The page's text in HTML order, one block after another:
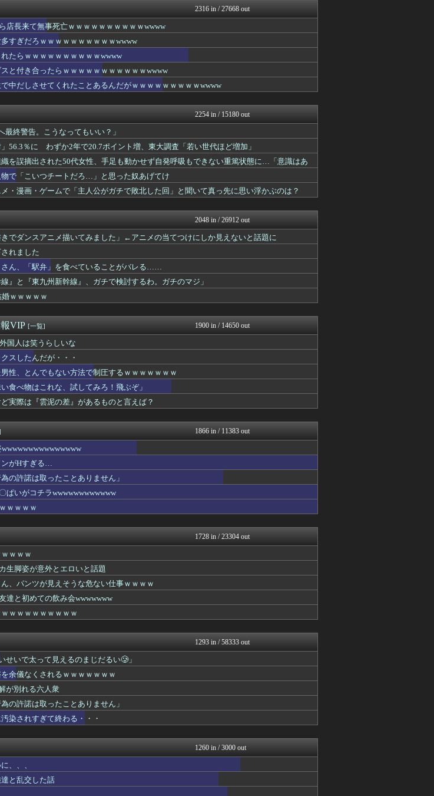
告。こうなってもいい？」
Zチャンネル＠VIP
ばっかりやし入門すれば無双できる...
いたしん！
まう・・・
男児続出の夏wwwww
人気らしい
ゴールデンタイムズ
気がつくwwwwwww
気がつくwwwwwww
VIPワイドガイド
V速ニュップ
幹線』、ガチで検討するわ。ガチのマ...
キニ速
せん。本だけで十分」→結果ｗｗｗ
VIPPER速報
･！！
女性B「分かる。イヤイヤ期で絶対コ...
不思議.net - 5ch...
ラビット速報
か知られていないよなｗ
筋肉速報
口過ぎて再生数がとんでもない事にな...
wwwwwww
いたしん！
ます」←不祥事起こしても引退せず仕事...
おうまがタイムズ
ｗｗｗｗｗｗwwww
バズッター速報
ちになる
BIPブログ
ではという疑惑が生まれるwwwwww...
ぶる速-VIP
ないｗｗｗｗｗ
ワイ「はえーかわいそう…会社滅茶苦...
まとめCUP
顔に誤射される ヘリで救助搬送
ｗｗwｗｗｗｗｗｗｗｗ❤
なんJミュージアム
すか？？
果被告へのDVで逮捕されていたと...
コノユビニュース｜みんなの...
ない方法で制圧するｗｗｗｗｗｗｗ
まにゅそく 2chまとめニ...
盛大にやらかすｗｗｗｗｗｗ
Zチャンネル＠VIP
ｗｗｗｗｗ
た50代女性、手足も動かせず自発呼吸...
キニ速
ネラーボイス
しまくっていた事が判明
で炎上・・・
思考ちゃんねる
V速ニュップ
万円を受け取り、競艇で3億円...
ゴールデンタイムズ
で圧巻の活躍を受けて米メディアが称...
がエ口過ぎるｗｗｗｗｗｗｗｗｗｗ...
院が外人の治療を断るようになってしま...
おうまがタイムズ
ｗｗｗｗ
BIPブログ
グでもしてみっか』と言われました」ｗ...
うけど・・・
らｗｗｗｗｗｗｗｗｗｗｗwwww
バズッター速報
女「ま、待ってワイくんッ！」→こうな...
まとめCUP
るｗｗｗｗｗｗｗｗｗｗｗｗ
なんJミュージアム
しまう
ぶる速-VIP
知事選に立候補表明
ｗｗｗｗｗｗｗｗｗｗ
民から新社会人の初ボーナスくらいしか...
働くモノニュース : 人生...
空気が漂い始める
Zチャンネル＠VIP
ｗｗｗｗｗｗｗ
患者は植物状態に...
キニ速
うポジのおじ、ガチでイラネ」 ラビット速報
2316 in / 27668 out
店長来て無事死亡ｗｗｗｗｗｗｗｗｗｗwwww
すぎだろｗｗｗｗｗｗｗｗｗｗwwww
たらｗｗｗｗｗｗｗｗｗｗwwww
と付き合ったらｗｗｗｗｗｗｗｗｗｗｗwwww
で中だしさせてくれたことあるんだがｗｗｗｗｗｗｗｗｗwwww
2254 in / 15180 out
最終警告。こうなってもいい？」
」56.3％に わずか2年で20.7ポイント増、東大調査「若い世代ほど増加」
織を誤摘出された50代女性、手足も動かせず自発呼吸もできない重篤状態に…「意識はあ
物で「こいつチートだろ…」と思った奴あげてけ
メ・漫画・ゲームで「主人公がガチで敗北した回」と聞いて真っ先に思い浮かぶのは？
2048 in / 26912 out
きでダンスアニメ描いてみました」←アニメの当てつけにしか見えないと話題に
れました
ん、「駅弁」を食べていることがバレる……
』と『東九州新幹線』、ガチで検討するわ。ガチのマジ」
婚ｗｗｗｗｗ
VIP [一覧] 1900 in / 14650 out
国人は笑うらしいな
スしたんだが・・・
性、とんでもない方法で制圧するｗｗｗｗｗｗｗ
食べ物はこれな、試してみろ！飛ぶぞ」
実際は『雲泥の差』があるものと言えば？
1866 in / 11383 out
ンがHすぎる…
の許諾は取ったことありません」
ぱいがコチラwwwwwwwwwwww
ｗｗｗｗ
1728 in / 23304 out
ｗｗｗ
生脚姿が意外とエロいと話題
、パンツが見えそうな危ない仕事ｗｗｗｗ
達と初めての飲み会wwwwwww
ｗｗｗｗｗｗｗｗｗ
1293 in / 58333 out
せいで太って見えるのまじだるい🥲」
余儀なくされるｗｗｗｗｗｗｗ
が別れる六人衆
の許諾は取ったことありません」
染されすぎて終わる・・・
1260 in / 3000 out
、、、
と乱交した話